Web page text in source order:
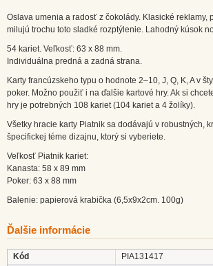
Oslava umenia a radosť z čokolády. Klasické
milujú trochu toto sladké rozptýlenie. Lahodný kúsok
54 kariet. Veľkosť: 63 x 88 mm.
Individuálna predná a zadná strana.
Karty francúzskeho typu o hodnote 2–10, J, Q, K, A v
poker. Možno použiť i na ďalšie kartové hry. Ak si
hry je potrebných 108 kariet (104 kariet a 4 žolíky).
Všetky hracie karty Piatnik sa dodávajú v robustných,
špecifickej téme dizajnu, ktorý si vyberiete.
Veľkosť Piatnik kariet:
Kanasta: 58 x 89 mm
Poker: 63 x 88 mm
Balenie: papierová krabička (6,5x9x2cm. 100g)
Ďalšie informácie
Kód
PIA131417